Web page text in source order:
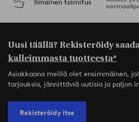
Ilmainen toimitus
Uusi täällä? Rekisteröidy
kalleimmasta tuotteesta*
Asiakkaana meillä olet ensimmäinen,
tarjouksia, jännittäviä uutisia ja paljon
Rekisteröidy itse